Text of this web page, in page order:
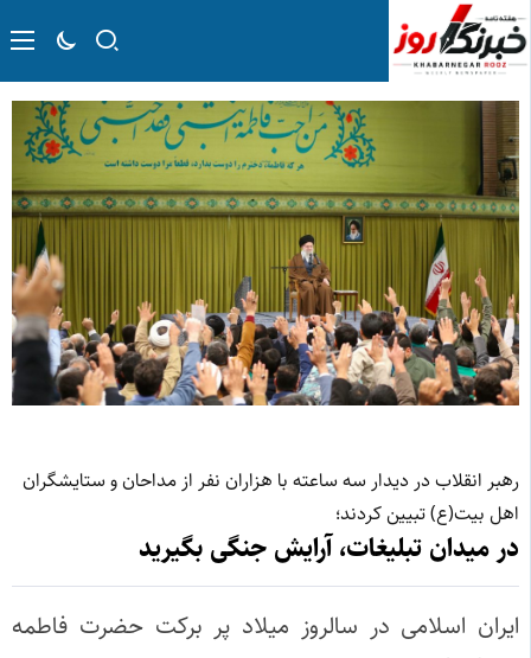
رهبر انقلاب در دیدار سه ساعته با هزاران نفر از مداحان و ستایشگران
اهل بیت(ع) تبیین کردند؛
در میدان تبلیغات، آرایش جنگی بگیرید
ایران اسلامی در سالروز میلاد پر برکت حضرت فاطمه